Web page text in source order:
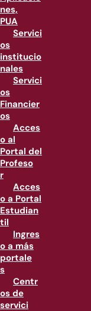
nes,
PUA
Servici
os
institucio
nales
Servici
os
Financier
os
Acces
o al
Portal del
Profeso
r
Acces
o a Portal
Estudian
til
Ingres
o a más
portale
s
Centr
os de
servici